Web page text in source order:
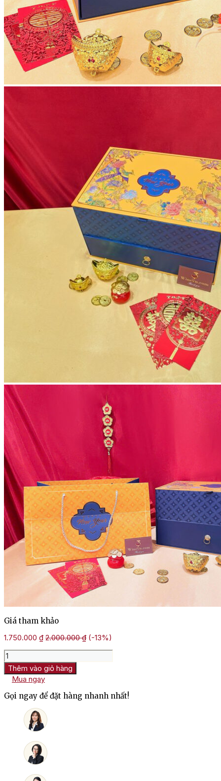
Giá tham khảo
1.750.000 ₫ 2.000.000₫ (-13%)
Hộp
Quà
Tết
Đại
Cát
HQT2651
Thêm vào giỏ hàng
Mua ngay
Gọi ngay để đặt hàng nhanh nhất!